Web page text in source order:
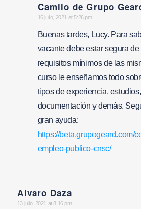
Camilo de Grupo
says:
16 julio, 2021 at 5:26 pm
Buenas tardes, Lucy. Para
vacante debe estar segura
requisitos mínimos de las
curso le enseñamos todo
tipos de experiencia,
documentación y demás.
gran ayuda:
https://beta.grupogeard.com/
empleo-publico-cnsc/
Alvaro Daza
says:
13 julio, 2021 at 8:16 pm